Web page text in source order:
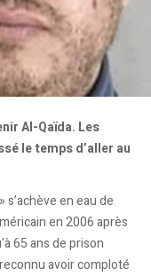
Al-Qaïda. Les
le temps d’aller au
s’achève en eau de
en 2006 après
65 ans de prison
avoir comploté